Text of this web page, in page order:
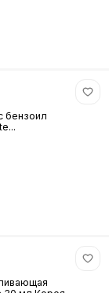
бензоил